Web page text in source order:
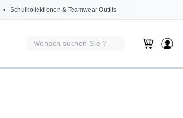
• Schulkollektionen & Teamwear Outfits